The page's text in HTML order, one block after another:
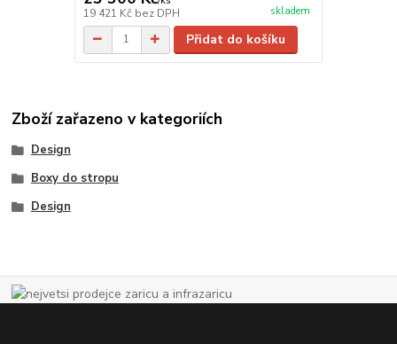
19 421 Kč bez DPH skladem
Přidat do košíku
Zboží zařazeno v kategoriích
Design
Boxy do stropu
Design